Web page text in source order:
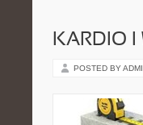
KARDIO
POSTED BY